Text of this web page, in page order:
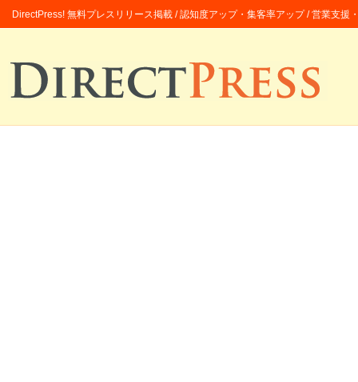
DirectPress! 無料プレスリリース掲載 / 認知度アップ・集客率アップ / 営業支援